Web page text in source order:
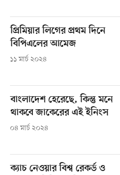
প্রিমিয়ার লিগের প্রথম দিনে
বিপিএলের আমেজ
১১ মার্চ ২০২৪
বাংলাদেশ হেরেছে, কিন্তু মনে
থাকবে জাকেরের এই ইনিংস
০৪ মার্চ ২০২৪
ক্যাচ নেওয়ার বিশ্ব রেকর্ড ও